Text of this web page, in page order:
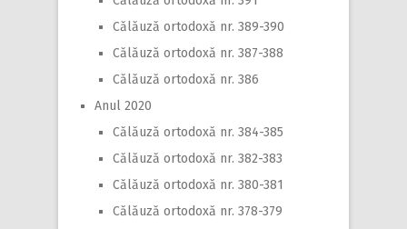
Călăuză ortodoxă nr. 389-390
Călăuză ortodoxă nr. 387-388
Călăuză ortodoxă nr. 386
Anul 2020
Călăuză ortodoxă nr. 384-385
Călăuză ortodoxă nr. 382-383
Călăuză ortodoxă nr. 380-381
Călăuză ortodoxă nr. 378-379